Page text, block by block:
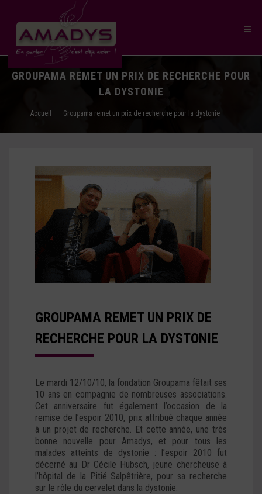
GROUPAMA REMET UN PRIX DE RECHERCHE POUR
LA DYSTONIE
Accueil Groupama remet un prix de recherche pour la dystonie
GROUPAMA REMET UN PRIX DE
RECHERCHE POUR LA DYSTONIE
Le mardi 12/10/10, la fondation Groupama fêtait ses
10 ans en compagnie de nombreuses associations.
Cet anniversaire fut également l’occasion de la
remise de l’espoir 2010, prix attribué chaque année
à un projet de recherche. Et cette année, une très
bonne nouvelle pour Amadys, et pour tous les
malades atteints de dystonie : l’espoir 2010 fut
décerné au Dr Cécile Hubsch, jeune chercheuse à
l’hôpital de la Pitié Salpêtrière, pour sa recherche
sur le rôle du cervelet dans la dystonie.